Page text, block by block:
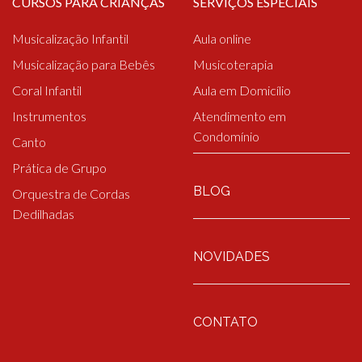
Musicalização Infantil
Musicalização para Bebês
Coral Infantil
Instrumentos
Canto
Prática de Grupo
Orquestra de Cordas
Dedilhadas
Aula online
Musicoterapia
Aula em Domicílio
Atendimento em
Condomínio
BLOG
NOVIDADES
CONTATO